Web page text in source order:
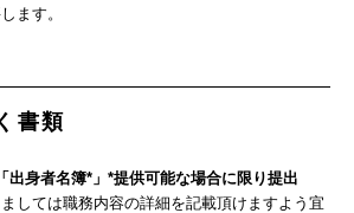
ます。
書類
出身者名簿*」*提供可能な場合に限り提出
ましては職務内容の詳細を記載頂けますよう宜